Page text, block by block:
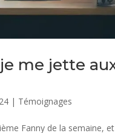
me jette
| Témoignages
Fanny de la semaine,